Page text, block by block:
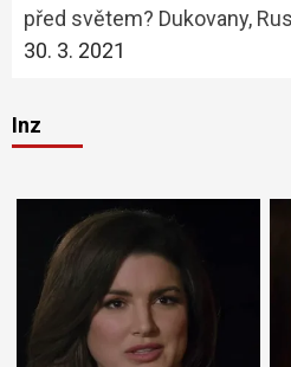
před světem? Dukovany,
30. 3. 2021
Inz